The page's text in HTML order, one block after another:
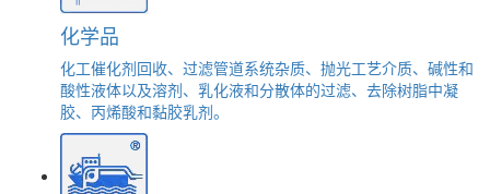
化学品
化工催化剂回收、过滤管道系统杂质、抛光工艺介质、碱性和
酸性液体以及溶剂、乳化液和分散体的过滤、去除树脂中凝
胶、丙烯酸和黏胶乳剂。